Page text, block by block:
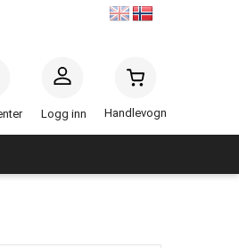
Logg inn Handlevogn